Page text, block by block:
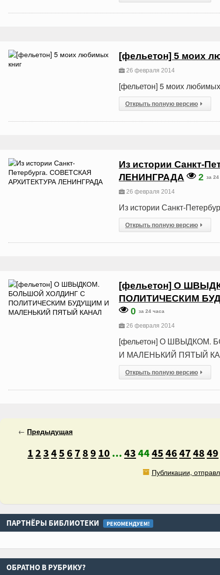
[фельетон] 5 моих
26 февраля 2014
[фельетон] 5 моих
Открыть полную версию
Из истории Санкт-
ЛЕНИНГРАДА
2 за
26 февраля 2014
Из истории Санкт-
Открыть полную версию
[фельетон] О
ПОЛИТИЧЕСКИМ
0 за 24 часа
26 февраля 2014
[фельетон] О
И МАЛЕНЬКИЙ ПЯТЫЙ
Открыть полную версию
← Предыдущая
12345 6 7 89 10 ...43444546474849
Публикации,
ПАРТНЁРЫ БИБЛИОТЕКИ РЕКОМЕНДУЕМ!
ОБРАТНО В РУБРИКУ?